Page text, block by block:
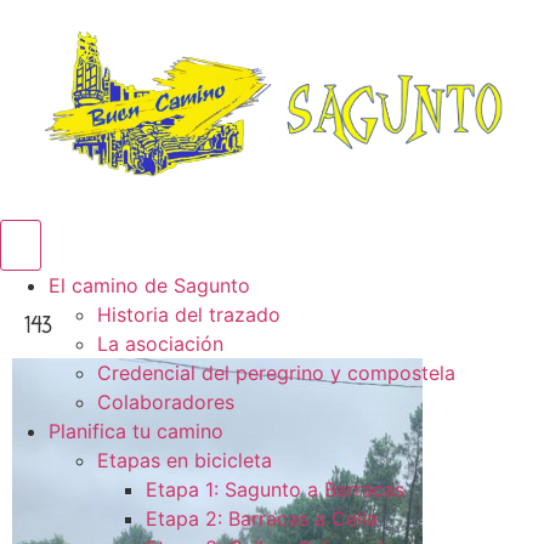
El camino de Sagunto
Historia del trazado
La asociación
Credencial del peregrino y compostela
Colaboradores
Planifica tu camino
Etapas en bicicleta
Etapa 1: Sagunto a Barracas
Etapa 2: Barracas a Cella
143